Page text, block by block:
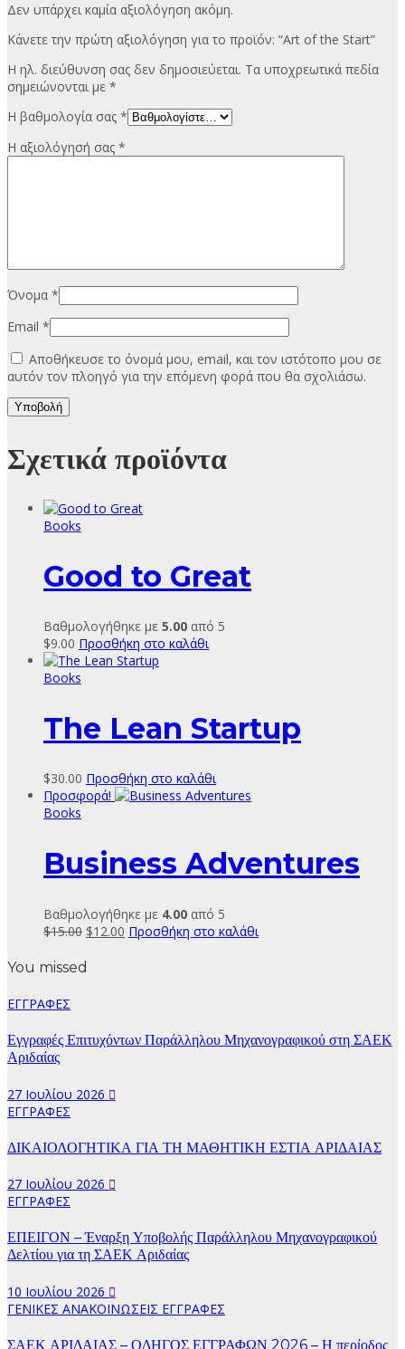
Δεν υπάρχει καμία αξιολόγηση ακόμη.
Κάνετε την πρώτη αξιολόγηση για το προϊόν: “Art of the Start”
Η ηλ. διεύθυνση σας δεν δημοσιεύεται. Τα υποχρεωτικά πεδία
σημειώνονται με *
Η βαθμολογία σας *
Η αξιολόγησή σας *
Όνομα *
Email *
Αποθήκευσε το όνομά μου, email, και τον ιστότοπο μου σε
αυτόν τον πλοηγό για την επόμενη φορά που θα σχολιάσω.
Σχετικά προϊόντα
Books
Good to Great
Βαθμολογήθηκε με 5.00 από 5
$9.00 Προσθήκη στο καλάθι
Books
The Lean Startup
$30.00 Προσθήκη στο καλάθι
Προσφορά!
Books
Business Adventures
Βαθμολογήθηκε με 4.00 από 5
$15.00 Original
was:
$12.00 ΗΠροσθήκη στο καλάθι
You missed
ΕΓΓΡΑΦΕΣ
Εγγραφές Επιτυχόντων Παράλληλου Μηχανογραφικού στη ΣΑΕΚ
Αριδαίας
27 Ιουλίου 2026
ΕΓΓΡΑΦΕΣ
ΔΙΚΑΙΟΛΟΓΗΤΙΚΑ ΓΙΑ ΤΗ ΜΑΘΗΤΙΚΗ ΕΣΤΙΑ ΑΡΙΔΑΙΑΣ
27 Ιουλίου 2026
ΕΓΓΡΑΦΕΣ
ΕΠΕΙΓΟΝ – Έναρξη Υποβολής Παράλληλου Μηχανογραφικού
Δελτίου για τη ΣΑΕΚ Αριδαίας
10 Ιουλίου 2026
ΓΕΝΙΚΕΣ ΑΝΑΚΟΙΝΩΣΕΙΣ ΕΓΓΡΑΦΕΣ
ΣΑΕΚ ΑΡΙΔΑΙΑΣ – ΟΔΗΓΟΣ ΕΓΓΡΑΦΩΝ 2026 – Η περίοδος